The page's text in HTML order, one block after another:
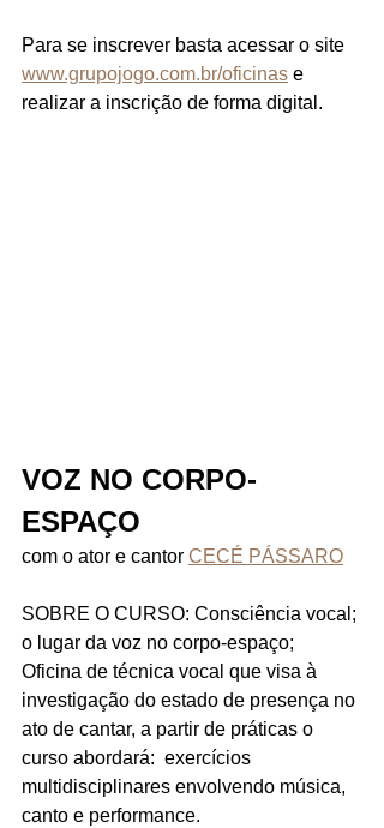
Para se inscrever basta acessar o site
www.grupojogo.com.br/oficinas e
realizar a inscrição de forma digital.
VOZ NO CORPO-
ESPAÇO
com o ator e cantor CECÉ PÁSSARO
SOBRE O CURSO: Consciência vocal;
o lugar da voz no corpo-espaço;
Oficina de técnica vocal que visa à
investigação do estado de presença no
ato de cantar, a partir de práticas o
curso abordará:  exercícios
multidisciplinares envolvendo música,
canto e performance.